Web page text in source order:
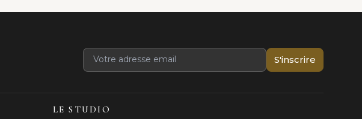
S'inscrire
LE STUDIO